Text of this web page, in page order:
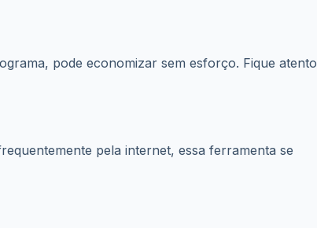
pela internet, essa ferramenta se
são as chances de conseguir empréstimos